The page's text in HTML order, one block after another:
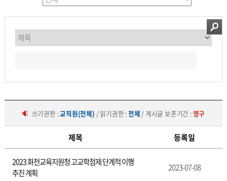
쓰기권한 :교직원(전체) / 읽기권한 :전체 / 게시글 보존기간 :영구
제목 등록일
2023 화천교육지원청 고교학점제 단계적 이행
추진 계획
2023-07-08